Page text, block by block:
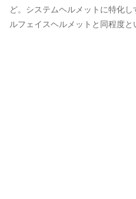
ど。システムヘルメットに特化
ルフェイスヘルメットと同程度と